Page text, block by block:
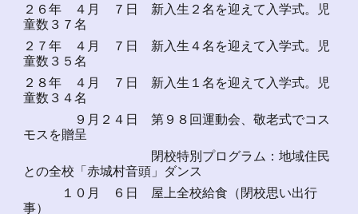
２６年 ４月 ７日 新入生２名を迎えて入学式。児
童数３７名
２７年 ４月 ７日 新入生４名を迎えて入学式。児
童数３５名
２８年 ４月 ７日 新入生１名を迎えて入学式。児
童数３４名
９月２４日 第９８回運動会、敬老式でコス
モスを贈呈
閉校特別プログラム：地域住民
との全校「赤城村音頭」ダンス
１０月 ６日 屋上全校給食（閉校思い出行
事）